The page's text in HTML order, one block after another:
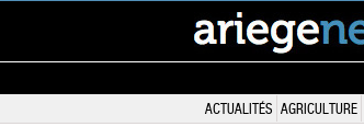
ACTUALITÉS AGRICULTURE